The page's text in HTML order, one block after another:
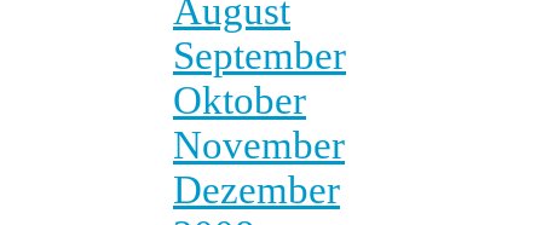
August
September
Oktober
November
Dezember